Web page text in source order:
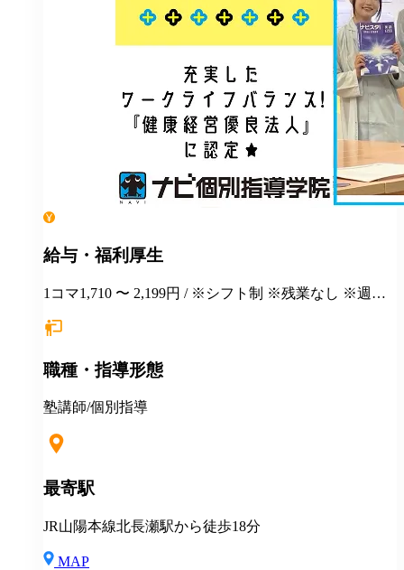
給与・福利厚生
1コマ1,710 〜 2,199円 / ※シフト制 ※残業なし ※週１
等にも別途お支払いします(規定あり) ＊有給休暇あり
度あり⇒グループ会社の割引制度が使えます！ ＊産
あり(社会人講師で月87時間以上の勤務がある方が対
職種・指導形態
塾講師/個別指導
最寄駅
JR山陽本線北長瀬駅から徒歩18分
MAP